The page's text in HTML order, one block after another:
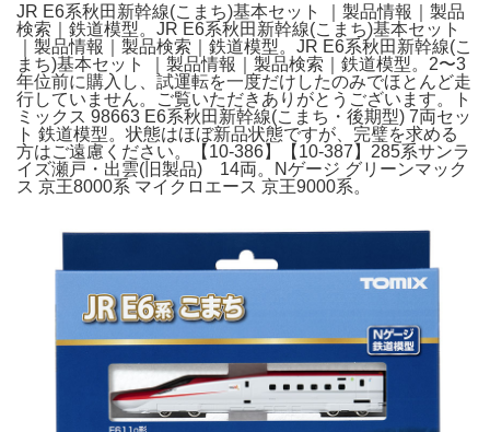
JR E6系秋田新幹線(こまち)基本セット ｜製品情報｜製品
検索｜鉄道模型。JR E6系秋田新幹線(こまち)基本セット
｜製品情報｜製品検索｜鉄道模型。JR E6系秋田新幹線(こ
まち)基本セット ｜製品情報｜製品検索｜鉄道模型。2〜3
年位前に購入し、試運転を一度だけしたのみでほとんど走
行していません。ご覧いただきありがとうございます。ト
ミックス 98663 E6系秋田新幹線(こまち・後期型) 7両セッ
ト 鉄道模型。状態はほぼ新品状態ですが、完璧を求める
方はご遠慮ください。【10-386】【10-387】285系サンラ
イズ瀬戸・出雲(旧製品) 14両。Nゲージ グリーンマック
ス 京王8000系 マイクロエース 京王9000系。